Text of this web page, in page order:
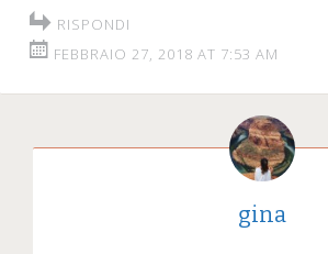
RISPONDI
FEBBRAIO 27, 2018 AT 7:53 AM
gina